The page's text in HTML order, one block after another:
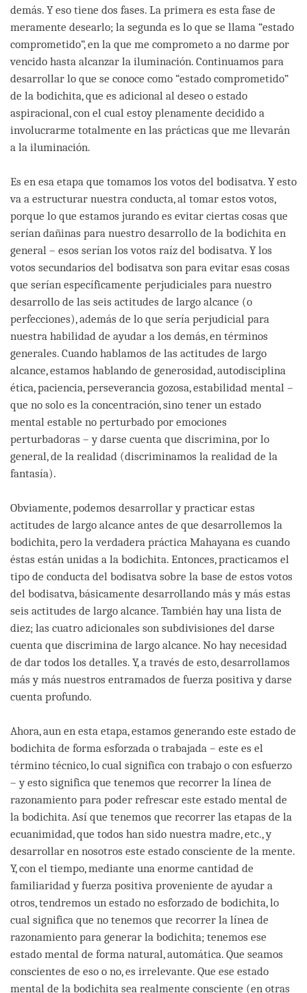
demás. Y eso tiene dos fases. La primera es esta fase de
meramente desearlo; la segunda es lo que se llama “estado
comprometido”, en la que me comprometo a no darme por
vencido hasta alcanzar la iluminación. Continuamos para
desarrollar lo que se conoce como “estado comprometido”
de la bodichita, que es adicional al deseo o estado
aspiracional, con el cual estoy plenamente decidido a
involucrarme totalmente en las prácticas que me llevarán
a la iluminación.
Es en esa etapa que tomamos los votos del bodisatva. Y esto
va a estructurar nuestra conducta, al tomar estos votos,
porque lo que estamos jurando es evitar ciertas cosas que
serían dañinas para nuestro desarrollo de la bodichita en
general – esos serían los votos raíz del bodisatva. Y los
votos secundarios del bodisatva son para evitar esas cosas
que serían específicamente perjudiciales para nuestro
desarrollo de las seis actitudes de largo alcance (o
perfecciones), además de lo que sería perjudicial para
nuestra habilidad de ayudar a los demás, en términos
generales. Cuando hablamos de las actitudes de largo
alcance, estamos hablando de generosidad, autodisciplina
ética, paciencia, perseverancia gozosa, estabilidad mental –
que no solo es la concentración, sino tener un estado
mental estable no perturbado por emociones
perturbadoras – y darse cuenta que discrimina, por lo
general, de la realidad (discriminamos la realidad de la
fantasía).
Obviamente, podemos desarrollar y practicar estas
actitudes de largo alcance antes de que desarrollemos la
bodichita, pero la verdadera práctica Mahayana es cuando
éstas están unidas a la bodichita. Entonces, practicamos el
tipo de conducta del bodisatva sobre la base de estos votos
del bodisatva, básicamente desarrollando más y más estas
seis actitudes de largo alcance. También hay una lista de
diez; las cuatro adicionales son subdivisiones del darse
cuenta que discrimina de largo alcance. No hay necesidad
de dar todos los detalles. Y, a través de esto, desarrollamos
más y más nuestros entramados de fuerza positiva y darse
cuenta profundo.
Ahora, aun en esta etapa, estamos generando este estado de
bodichita de forma esforzada o trabajada – este es el
término técnico, lo cual significa con trabajo o con esfuerzo
– y esto significa que tenemos que recorrer la línea de
razonamiento para poder refrescar este estado mental de
la bodichita. Así que tenemos que recorrer las etapas de la
ecuanimidad, que todos han sido nuestra madre, etc., y
desarrollar en nosotros este estado consciente de la mente.
Y, con el tiempo, mediante una enorme cantidad de
familiaridad y fuerza positiva proveniente de ayudar a
otros, tendremos un estado no esforzado de bodichita, lo
cual significa que no tenemos que recorrer la línea de
razonamiento para generar la bodichita; tenemos ese
estado mental de forma natural, automática. Que seamos
conscientes de eso o no, es irrelevante. Que ese estado
mental de la bodichita sea realmente consciente (en otras